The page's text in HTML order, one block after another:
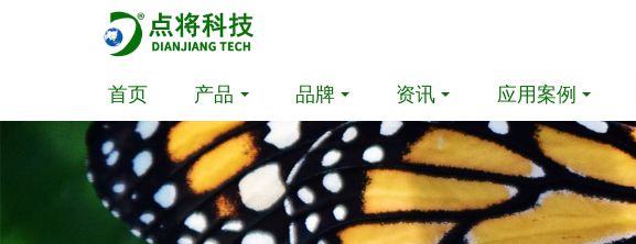
首页 产品 品牌 资讯 应用案例